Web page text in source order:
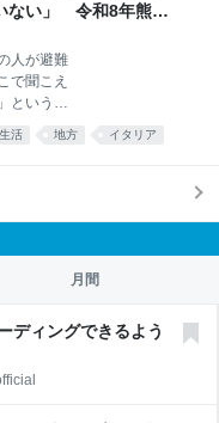
ない」 令和8年熊本
人が避難
で聞こえ
という声
シーに配
違いはど
。 台風13
、震度7
情報を共
たもの
ァでの生
、プライ
を寄せる
痛くな
いう声が
生活 地方 イタリア
月間
ディングできるよう